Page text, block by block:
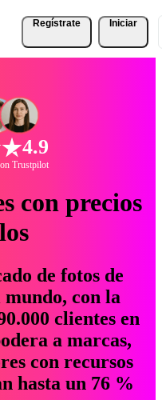
Regístrate Iniciar
4.9
Trustpilot
con precios
de fotos de
con la
clientes en
a marcas,
con recursos
hasta un 76 %